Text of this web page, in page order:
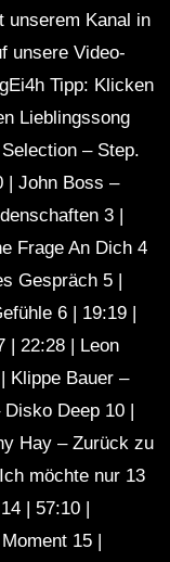
unserem Kanal in
unsere Video-
Tipp: Klicken
Lieblingssong
– Step.
Boss –
3 |
Frage An Dich 4
Gespräch 5 |
6 | 19:19 |
| 22:28 | Leon
Klippe Bauer –
Deep 10 |
Hay – Zurück zu
möchte nur 13
| 57:10 |
15 |